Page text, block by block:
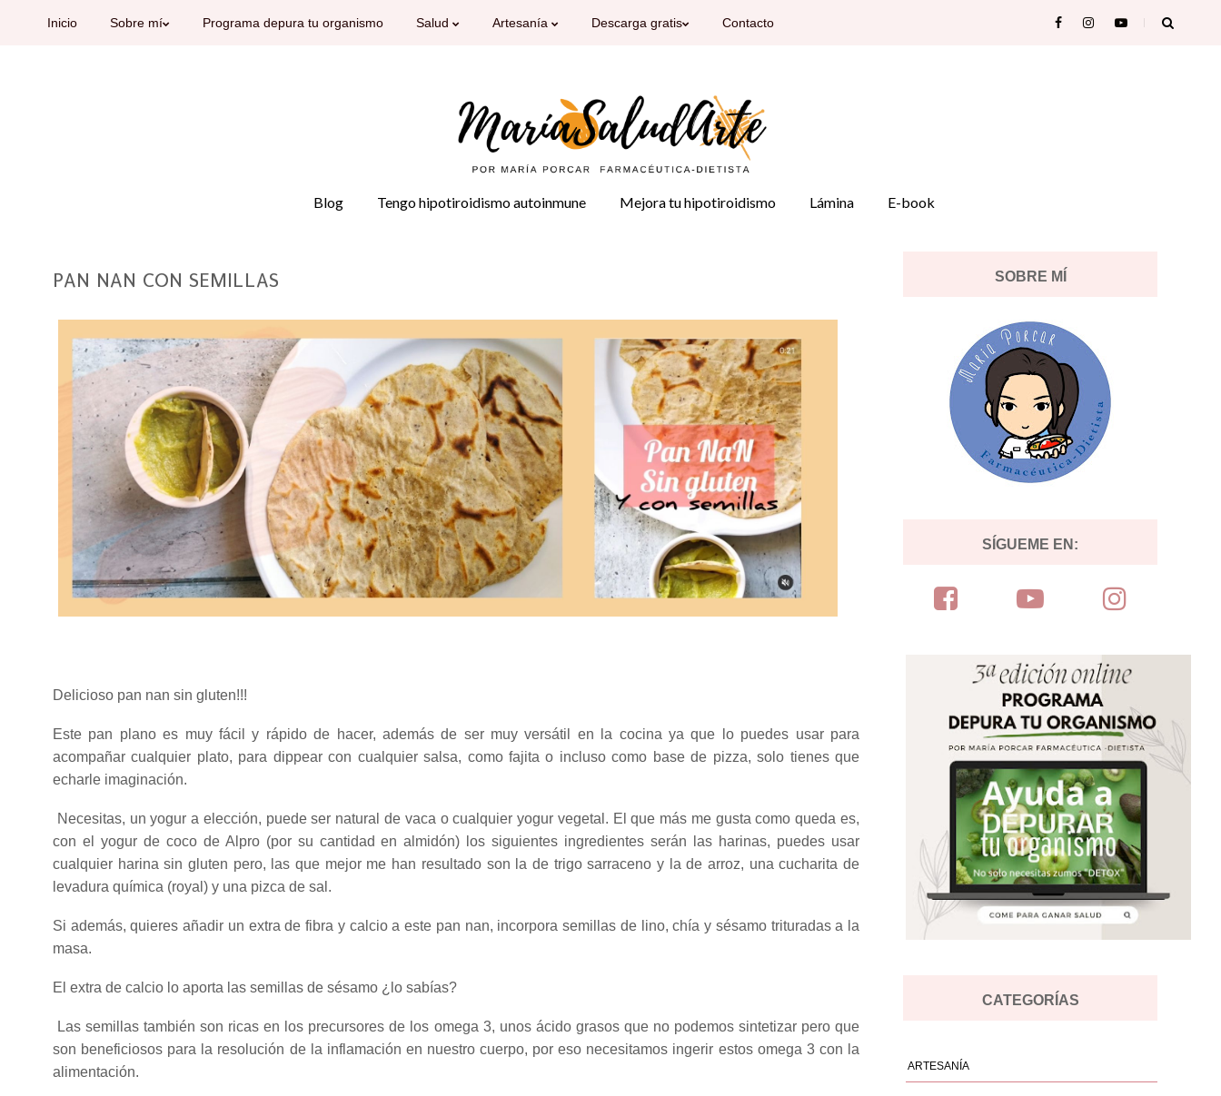
Inicio Sobre mí Programa depura tu organismo Salud Artesanía Descarga gratis Contacto
Blog Tengo hipotiroidismo autoinmune Mejora tu hipotiroidismo Lámina E-book
PAN NAN CON SEMILLAS
Delicioso pan nan sin gluten!!!
Este pan plano es muy fácil y rápido de hacer, además de ser muy versátil en la cocina ya que lo puedes usar para
acompañar cualquier plato, para dippear con cualquier salsa, como fajita o incluso como base de pizza, solo tienes que
echarle imaginación.
Necesitas, un yogur a elección, puede ser natural de vaca o cualquier yogur vegetal. El que más me gusta como queda es,
con el yogur de coco de Alpro (por su cantidad en almidón) los siguientes ingredientes serán las harinas, puedes usar
cualquier harina sin gluten pero, las que mejor me han resultado son la de trigo sarraceno y la de arroz, una cucharita de
levadura química (royal) y una pizca de sal.
Si además, quieres añadir un extra de fibra y calcio a este pan nan, incorpora semillas de lino, chía y sésamo trituradas a la
masa.
El extra de calcio lo aporta las semillas de sésamo ¿lo sabías?
Las semillas también son ricas en los precursores de los omega 3, unos ácido grasos que no podemos sintetizar pero que
son beneficiosos para la resolución de la inflamación en nuestro cuerpo, por eso necesitamos ingerir estos omega 3 con la
alimentación.
SOBRE MÍ
SÍGUEME EN:
CATEGORÍAS
ARTESANÍA